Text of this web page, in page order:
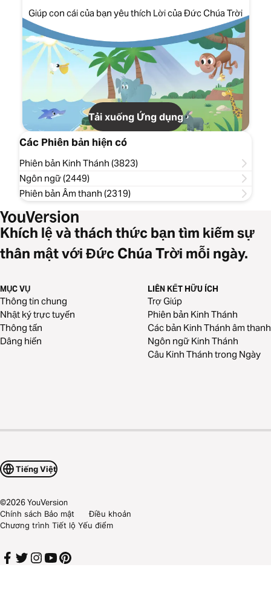
Giúp con cái của bạn yêu thích Lời của Đức Chúa Trời
Tải xuống Ứng dụng
Các Phiên bản hiện có
Phiên bản Kinh Thánh (3823)
Ngôn ngữ (2449)
Phiên bản Âm thanh (2319)
Khích lệ và thách thức bạn tìm kiếm sự
thân mật với Đức Chúa Trời mỗi ngày.
MỤC VỤ
Thông tin chung
Nhật ký trực tuyến
Thông tấn
Dâng hiến
LIÊN KẾT HỮU ÍCH
Trợ Giúp
Phiên bản Kinh Thánh
Các bản Kinh Thánh âm thanh
Ngôn ngữ Kinh Thánh
Câu Kinh Thánh trong Ngày
Tiếng Việt
©2026YouVersion
Chính sách Bảo mật
Điều khoản
Chương trình Tiết lộ Yếu điểm